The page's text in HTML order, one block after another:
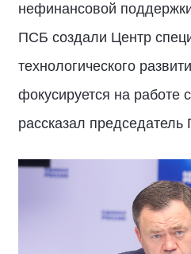
нефинансовой
ПСБ создали Центр
технологического
фокусируется на работе
рассказал